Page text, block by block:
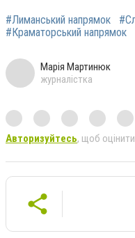
#Лиманський напрямок
#Краматорський напрямок
Марія Мартинюк
журналістка
Авторизуйтесь, щоб оцінити